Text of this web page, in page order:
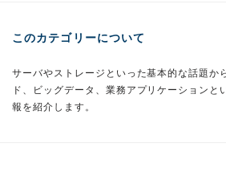
このカテゴリーについて
サーバやストレージといった基本的な話題か
ド、ビッグデータ、業務アプリケーションと
報を紹介します。